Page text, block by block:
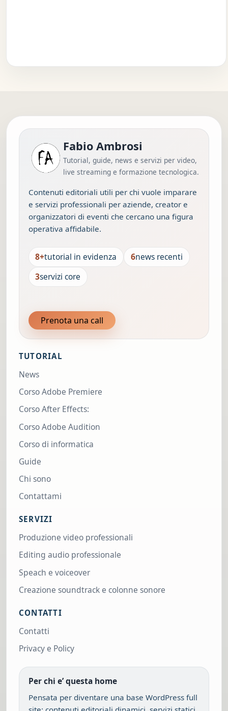
Fabio Ambrosi
Tutorial, guide, news e servizi per video,
live streaming e formazione tecnologica.
Contenuti editoriali utili per chi vuole imparare
e servizi professionali per aziende, creator e
organizzatori di eventi che cercano una figura
operativa affidabile.
8+tutorial in evidenza 6news recenti
3servizi core
Prenota una call
TUTORIAL
News
Corso Adobe Premiere
Corso After Effects:
Corso Adobe Audition
Corso di informatica
Guide
Chi sono
Contattami
SERVIZI
Produzione video professionali
Editing audio professionale
Speach e voiceover
Creazione soundtrack e colonne sonore
CONTATTI
Contatti
Privacy e Policy
Per chi e’ questa home
Pensata per diventare una base WordPress full